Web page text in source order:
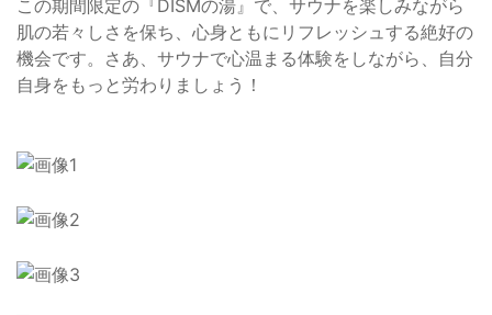
この期間限定の『DISMの湯』で、サウナを楽しみながら
肌の若々しさを保ち、心身ともにリフレッシュする絶好の
機会です。さあ、サウナで心温まる体験をしながら、自分
自身をもっと労わりましょう！